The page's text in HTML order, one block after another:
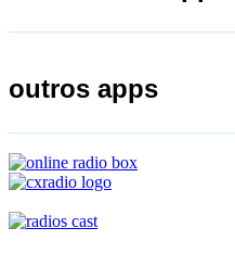
outros apps